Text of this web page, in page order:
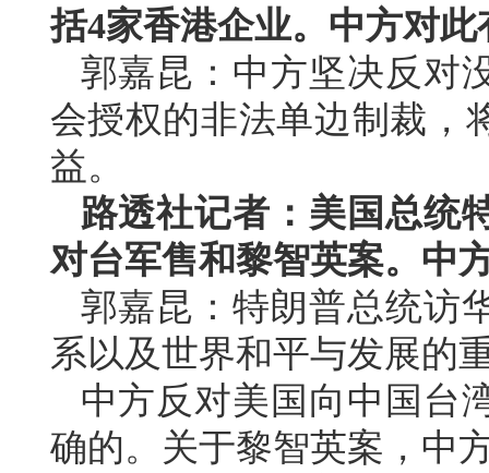
括4家香港企业。中方对此
郭嘉昆：中方坚决反对
会授权的非法单边制裁，
益。
路透社记者：美国总统
对台军售和黎智英案。中
郭嘉昆：特朗普总统访
系以及世界和平与发展的
中方反对美国向中国台
确的。关于黎智英案，中